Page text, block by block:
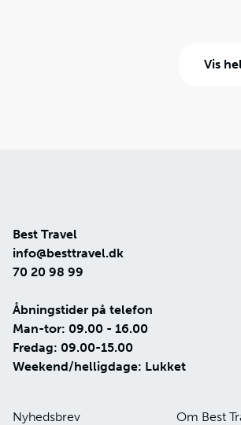
Vis
Best Travel
info@besttravel.dk
70 20 98 99
Åbningstider på telefon
Man-tor: 09.00 - 16.00
Fredag: 09.00-15.00
Weekend/helligdage: Lukket
Nyhedsbrev
Om Best